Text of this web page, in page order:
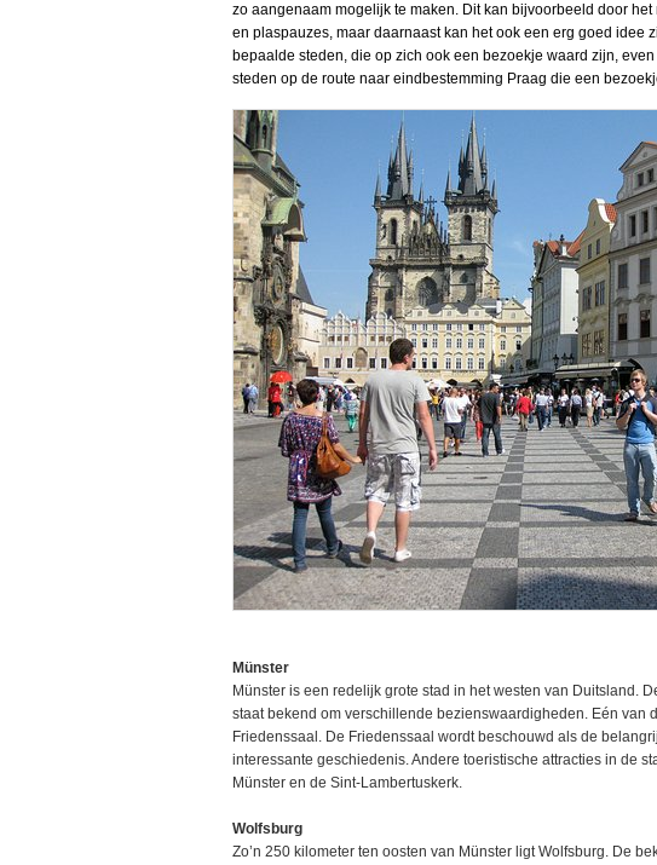
zo aangenaam mogelijk te maken. Dit kan bijvoorbeeld door
en plaspauzes, maar daarnaast kan het ook een erg goed idee
bepaalde steden, die op zich ook een bezoekje waard zijn,
steden op de route naar eindbestemming Praag die een
Münster
Münster is een redelijk grote stad in het westen van Duitsland.
staat bekend om verschillende bezienswaardigheden. Eén van
Friedenssaal. De Friedenssaal wordt beschouwd als de
interessante geschiedenis. Andere toeristische attracties in de
Münster en de Sint-Lambertuskerk.
Wolfsburg
Zo’n 250 kilometer ten oosten van Münster ligt Wolfsburg. De